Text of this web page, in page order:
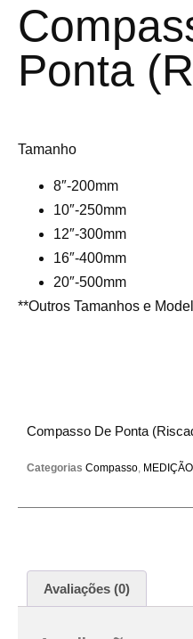
Ponta
Tamanho
8″-200mm
10″-250mm
12″-300mm
16″-400mm
20″-500mm
**Outros Tamanhos e
Compasso De Ponta
Categorias Compasso, MEDIÇÃO
Avaliações (0)